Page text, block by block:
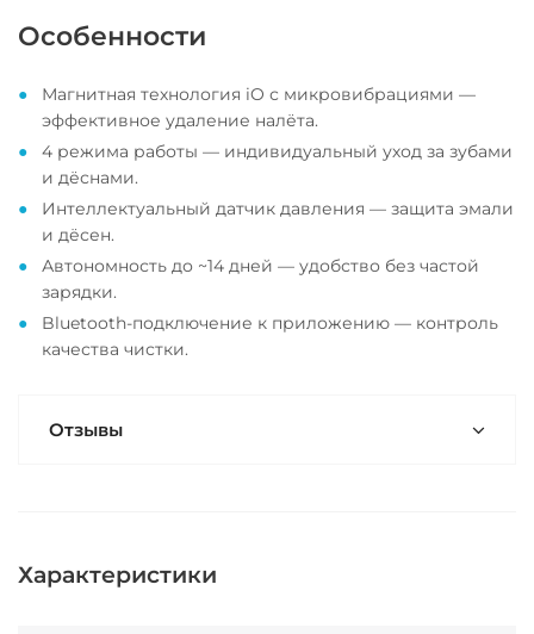
Особенности
Магнитная технология iO с микровибрациями —
эффективное удаление налёта.
4 режима работы — индивидуальный уход за зубами
и дёснами.
Интеллектуальный датчик давления — защита эмали
и дёсен.
Автономность до ~14 дней — удобство без частой
зарядки.
Bluetooth-подключение к приложению — контроль
качества чистки.
Отзывы
Характеристики